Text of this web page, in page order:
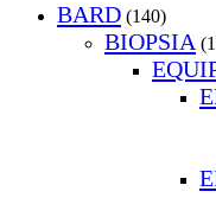
BARD (140)
BIOPSIA